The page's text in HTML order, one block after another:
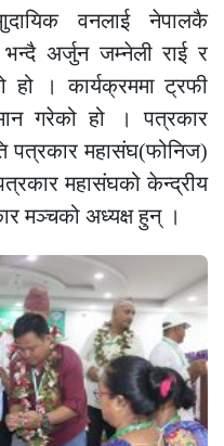
वनलाई नेपालकै
अर्जुन जम्नेली राई र
हो । कार्यक्रममा ट्रफी
गरेको हो । पत्रकार
पत्रकार महासंघ(फोनिज)
महासंघको केन्द्रीय
मञ्चको अध्यक्ष हुन् ।